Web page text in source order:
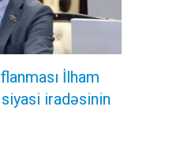
İlham
iradəsinin